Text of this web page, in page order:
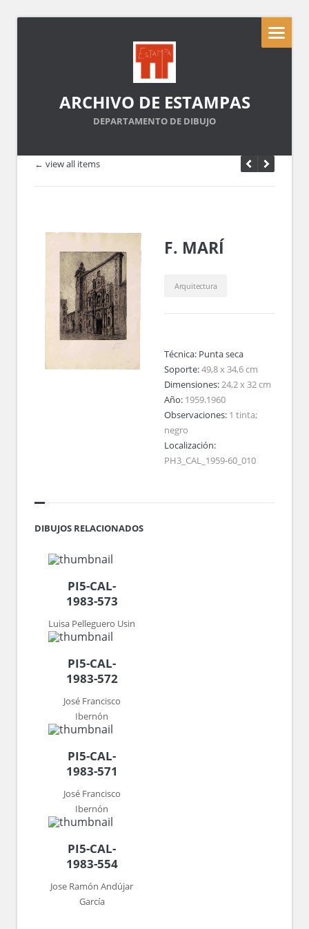
ARCHIVO DE ESTAMPAS
DEPARTAMENTO DE DIBUJO
← view all items
F. MARÍ
Arquitectura
Técnica: Punta seca
Soporte:49,8 x 34,6 cm
Dimensiones:24,2 x 32 cm
Año: 1959.1960
Observaciones: 1 tinta;
negro
Localización:
PH3_CAL_1959-60_010
DIBUJOS RELACIONADOS
PI5-CAL-
1983-573
Luisa Pelleguero Usin
PI5-CAL-
1983-572
José Francisco
Ibernón
PI5-CAL-
1983-571
José Francisco
Ibernón
PI5-CAL-
1983-554
Jose Ramón Andújar
García